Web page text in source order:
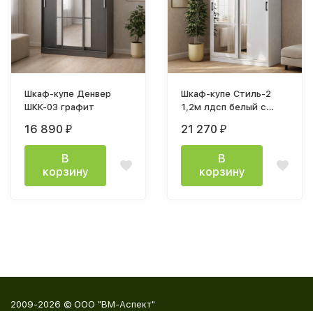
Шкаф-купе Денвер
ШКК-03 графит
16 890 ₽
В
корзину
Шкаф-купе Стиль-2
1,2м лдсп белый с
поры
21 270 ₽
В
корзину
2009-2026 © ООО "ВМ-Аспект"